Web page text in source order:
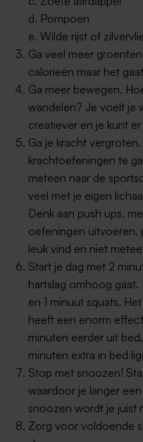
d. Pompoen
e. Wilde rijst of
Ga veel meer
calorieën maar het
Ga meer bewegen.
wandelen? Je voelt je
creatiever en je kunt
Ga je kracht
krachtoefeningen te
meteen naar de
veel met je eigen
Denk aan push ups,
oefeningen uitvoeren,
leuk vind en niet
Start je dag met 2
hartslag omhoog gaat.
en 1 minuut squats.
heeft een enorm
minuten eerder uit
minuten extra in bed
Stop met snoozen!
waardoor je langer
snoozen wordt je juist
Zorg voor voldoende